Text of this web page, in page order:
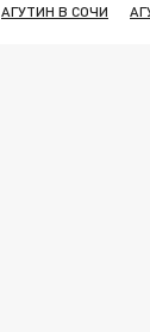
АГУТИН В СОЧИ